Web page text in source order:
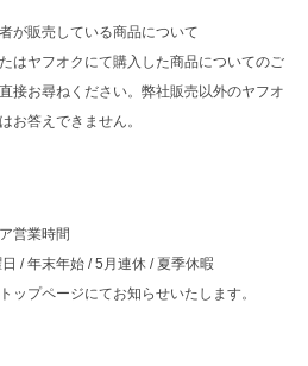
が販売している商品について
はヤフオクにて購入した商品についてのご
接お尋ねください。弊社販売以外のヤフオ
お答えできません。
営業時間
/ 年末年始 / 5月連休 / 夏季休暇
ップページにてお知らせいたします。